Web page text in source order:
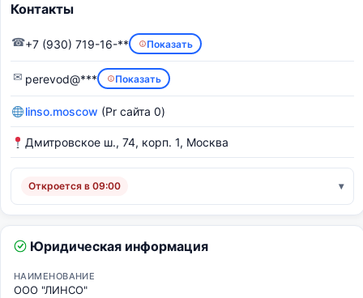
Контакты
☎+7 (930) 719-16-** Показать
✉ perevod@*** Показать
linso.moscow (Pr сайта 0)
Дмитровское ш., 74, корп. 1, Москва
Откроется в 09:00
Юридическая информация
НАИМЕНОВАНИЕ
ООО "ЛИНСО"